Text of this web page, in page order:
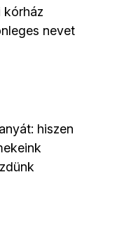
kórház
nevet
hiszen